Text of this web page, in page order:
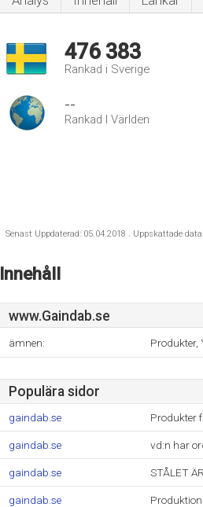
476 383
Rankad i Sverige
--
Rankad I Världen
Senast Uppdaterad: 05.04.2018 . Uppskattade
Innehåll
www.Gaindab.se
ämnen: Produkter,
Populära sidor
gaindab.se Produkter
gaindab.se vd:n har
gaindab.se STÅLET
gaindab.se